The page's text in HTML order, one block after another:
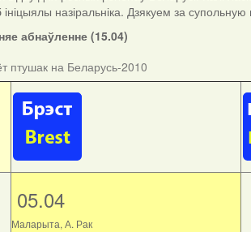
назіральніка. Дзякуем за супольную
абнаўленне (15.04)
птушак на Беларусь-2010
05.04
Маларыта, А. Рак